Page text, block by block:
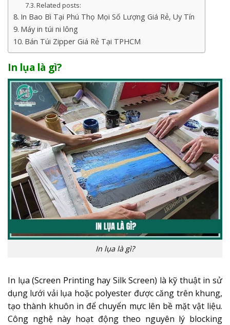
Related posts:
In Bao Bì Tại Phú Thọ Mọi Số Lượng Giá Rẻ, Uy Tín
Máy in túi ni lông
Bán Túi Zipper Giá Rẻ Tại TPHCM
In lụa là gì?
In lụa là gì?
In lụa (Screen Printing hay Silk Screen) là kỹ thuật in sử
dụng lưới vải lụa hoặc polyester được căng trên khung,
tạo thành khuôn in để chuyển mực lên bề mặt vật liệu.
Công nghệ này hoạt động theo nguyên lý blocking